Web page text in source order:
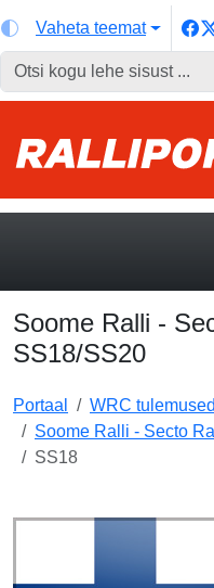
Vaheta teemat
Soome Ralli -
SS18/SS20
Portaal WRC tulemused
Soome Ralli - Secto
SS18